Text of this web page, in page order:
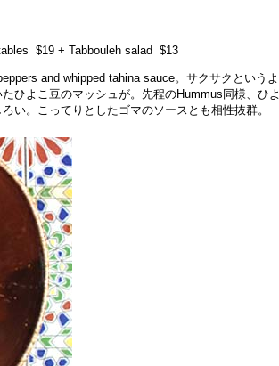
$19 + Tabbouleh salad $13
and whipped tahina sauce。サクサクというよ
ひよこ豆のマッシュが。先程のHummus同様、ひよ
い。こってりとしたゴマのソースとも相性抜群。